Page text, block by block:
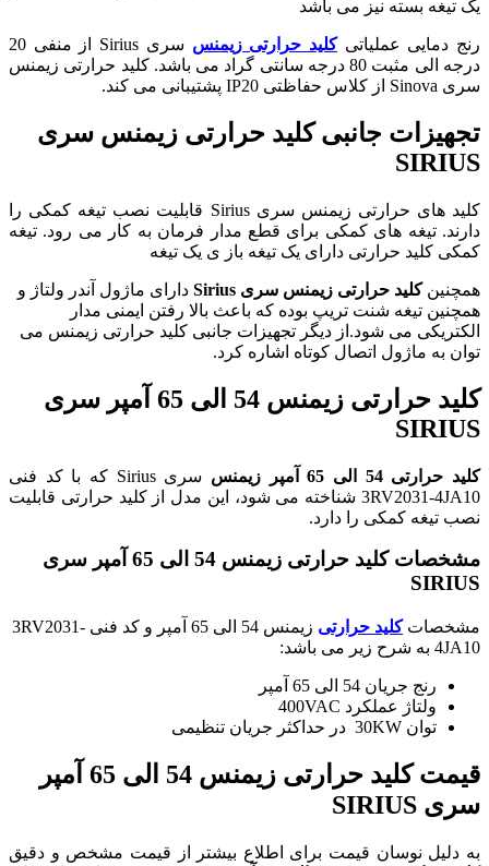
یک تیغه بسته نیز می باشد
رنج دمایی عملیاتیکلید حرارتی زیمنس
سری Sirius از منفی 20
درجه الی مثبت 80 درجه سانتی گراد می باشد. کلید حرارتی زیمنس
سری Sinova از کلاس حفاظتی IP20 پشتیبانی می کند.
تجهیزات جانبی کلید حرارتی زیمنس سری
SIRIUS
کلید های حرارتی زیمنس سری Sirius قابلیت نصب تیغه کمکی را
دارند. تیغه های کمکی برای قطع مدار فرمان به کار می رود. تیغه
کمکی کلید حرارتی دارای یک تیغه باز ی یک تیغه
همچنینکلید حرارتی زیمنس سری Sirius
دارای ماژول آندر ولتاژ و
همچنین تیغه شنت تریپ بوده که باعث بالا رفتن ایمنی مدار
الکتریکی می شود.از دیگر تجهیزات جانبی کلید حرارتی زیمنس می
توان به ماژول اتصال کوتاه اشاره کرد.
کلید حرارتی زیمنس 54 الی 65 آمپر سری
SIRIUS
کلید حرارتی 54 الی 65 آمپر زیمنس
سری Sirius که با کد فنی
3RV2031-4JA10 شناخته می شود، این مدل از کلید حرارتی قابلیت
نصب تیغه کمکی را دارد.
مشخصات کلید حرارتی زیمنس 54 الی 65 آمپر سری
SIRIUS
مشخصاتکلید حرارتی
زیمنس 54 الی 65 آمپر و کد فنی 3RV2031-
4JA10 به شرح زیر می باشد:
رنج جریان 54 الی 65 آمپر
ولتاژ عملکرد 400VAC
توان 30KW در حداکثر جریان تنظیمی
قیمت کلید حرارتی زیمنس 54 الی 65 آمپر
سری SIRIUS
به دلیل نوسان قیمت برای اطلاع بیشتر از قیمت مشخص و دقیق